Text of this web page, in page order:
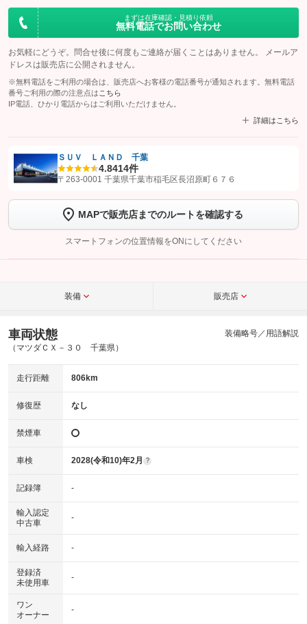
まずは在庫確認・見積り依頼
無料電話でお問い合わせ
お気軽にどうぞ。問合せ後に何度もご連絡が届くことはありません。 メールア
ドレスは販売店に公開されません。
※無料電話をご利用の場合は、販売店へお客様の電話番号が通知されます。無料電話
番号ご利用の際の注意点は こちら
IP電話、ひかり電話からはご利用いただけません。
詳細はこちら
【STEP1】認証画面でグーネットを友だち追加してから「許可する」ボタンを押
トーク画面で
ボタンをタップして問い合わせを
完了してください。
こちら
ＳＵＶ ＬＡＮＤ 千葉
4.8414件
〒263-0001 千葉県千葉市稲毛区長沼原町６７６
MAPで販売店までのルートを確認する
スマートフォンの位置情報をONにしてください
装備 販売店
車両状態
（マツダＣＸ－３０ 千葉県）
装備略号／用語解説
走行距離 806km
修復歴 なし
禁煙車
車検 2028(令和10)年2月 ?
記録簿 -
輸入認定
中古車
-
輸入経路 -
登録済
未使用車
-
ワン
オーナー
-